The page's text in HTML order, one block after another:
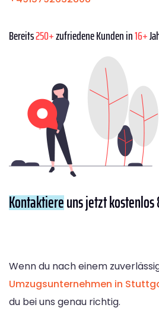
Bereits250+zufriedene Kunden in16+
Kontaktiereuns jetzt
Wenn du nach einem
Umzugsunternehmen in
du bei uns genau richtig.